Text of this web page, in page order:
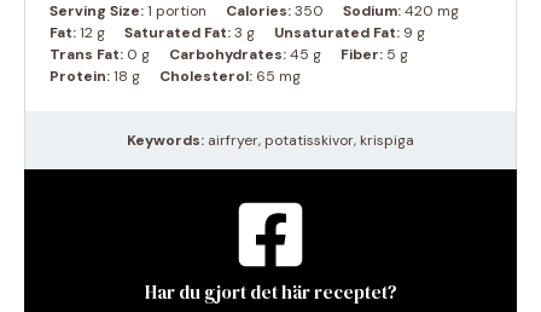
Serving Size:1 portion Calories:350 Sodium:420 mg
Fat:12 g Saturated Fat:3 g Unsaturated Fat: 9 g
Trans Fat: 0 g Carbohydrates:45 g Fiber: 5 g
Protein:18 g Cholesterol: 65 mg
Keywords: airfryer, potatisskivor, krispiga
Har du gjort det här receptet?